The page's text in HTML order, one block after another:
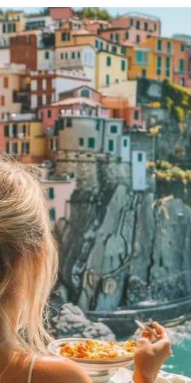
atravessa gerações
A italianidade não começa em um documento,
mas na história que veio antes de você. Ela reside
nas raízes profundas da sua família, no
que você carrega com orgulho, nas tradições
sobreviveram ao tempo e à distância. Ser italiano
não é apenas uma questão de nacionalidade; é
um vínculo com o passado, uma herança que se
perpetua por gerações. Ser italiano é mais do
possuir uma cidadania. É carregar consigo um
legado de cultura, valores e uma conexão única
com